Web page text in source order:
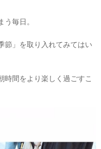
毎日。
節」を取り入れてみてはい
時間をより楽しく過ごすこ